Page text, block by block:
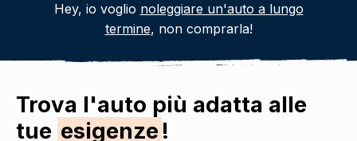
Hey, io voglio noleggiare un'auto a lungo
termine, non comprarla!
Trova l'auto più adatta alle
tue esigenze!